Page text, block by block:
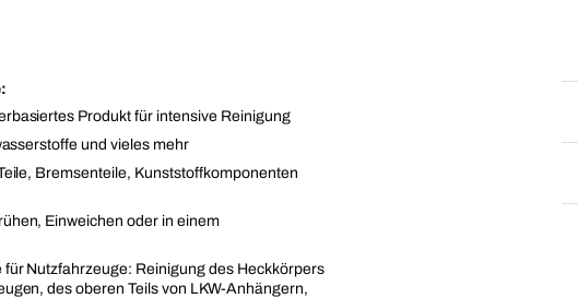
Produkt für intensive Reinigung
und vieles mehr
Bremsenteile, Kunststoffkomponenten
Einweichen oder in einem
Nutzfahrzeuge: Reinigung des Heckkörpers
des oberen Teils von LKW-Anhängern,